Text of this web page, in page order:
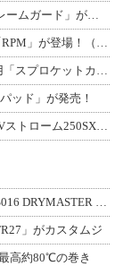
マジカルレーシングから MT-09／SP（24）用「フレームガード」が登場！
RPM から ホンダ GROM用エキゾーストシステム「RPM」が登場！（動画あり
カスタムスプロケットを見せる、Z900RS／CAFE用「スプロケットカバーフルキ
ッド」が発売！
ゲル素材入りで快適＆足つき向上！ デイトナから Vストローム250SX用「快適ロ
アールエスタイチの新ライディングシューズ「RSS016 DRYMASTER スト
」がカスタムジ
高約80℃の巻き